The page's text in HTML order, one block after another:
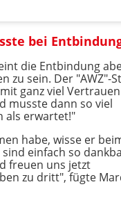
bei
die Entbindung
zu sein. Der "AWZ"-
ganz viel
musste dann so viel
als erwartet!"
habe, wisse er
einfach so
freuen uns jetzt
zu dritt", fügte